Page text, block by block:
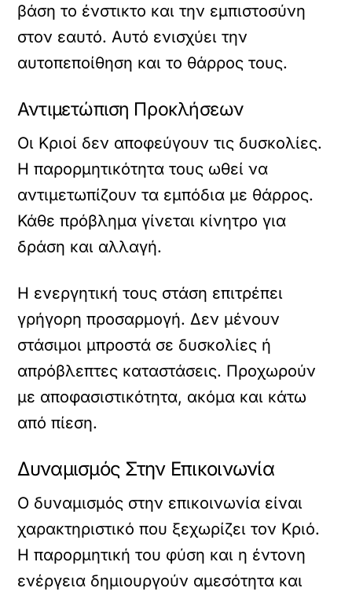
βάση το ένστικτο και την εμπιστοσύνη
στον εαυτό. Αυτό ενισχύει την
αυτοπεποίθηση και το θάρρος τους.
Αντιμετώπιση Προκλήσεων
Οι Κριοί δεν αποφεύγουν τις δυσκολίες.
Η παρορμητικότητα τους ωθεί να
αντιμετωπίζουν τα εμπόδια με θάρρος.
Κάθε πρόβλημα γίνεται κίνητρο για
δράση και αλλαγή.
Η ενεργητική τους στάση επιτρέπει
γρήγορη προσαρμογή. Δεν μένουν
στάσιμοι μπροστά σε δυσκολίες ή
απρόβλεπτες καταστάσεις. Προχωρούν
με αποφασιστικότητα, ακόμα και κάτω
από πίεση.
Δυναμισμός Στην Επικοινωνία
Ο δυναμισμός στην επικοινωνία είναι
χαρακτηριστικό που ξεχωρίζει τον Κριό.
Η παρορμητική του φύση και η έντονη
ενέργεια δημιουργούν αμεσότητα και